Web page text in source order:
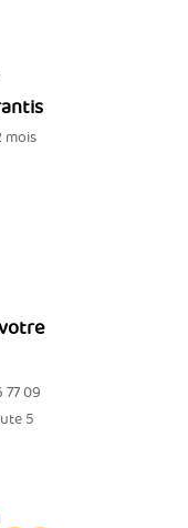
mois
77 09
5